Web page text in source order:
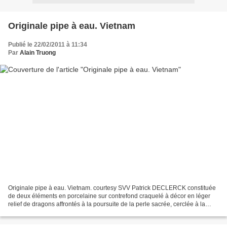
Originale pipe à eau. Vietnam
Publié le 22/02/2011 à 11:34
Par Alain Truong
Originale pipe à eau. Vietnam. courtesy SVV Patrick DECLERCK constituée
de deux éléments en porcelaine sur contrefond craquelé à décor en léger
relief de dragons affrontés à la poursuite de la perle sacrée, cerclée à la